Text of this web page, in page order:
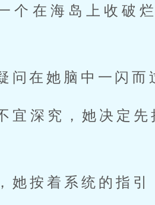
个在海岛上收破
问在她脑中一闪而
宜深究，她决定
她按着系统的指